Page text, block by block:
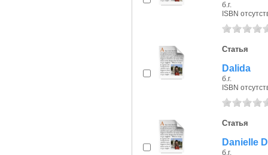
б.г.
ISBN
Статья
Dalida
б.г.
ISBN
Статья
Danielle
б.г.